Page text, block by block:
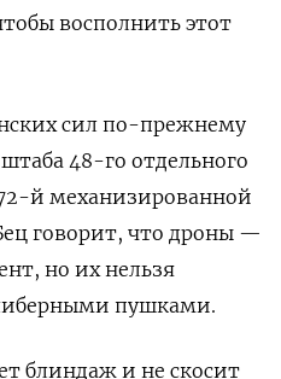
восполнить этот
сил по-прежнему
48-го отдельного
й механизированной
говорит, что дроны —
но их нельзя
пушками.
блиндаж и не скосит